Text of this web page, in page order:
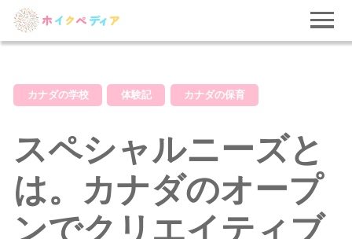
カナダの学校 体験記 カナダの保育
スペシャルニーズと
は。カナダのオープ
ンでクリエイティブ